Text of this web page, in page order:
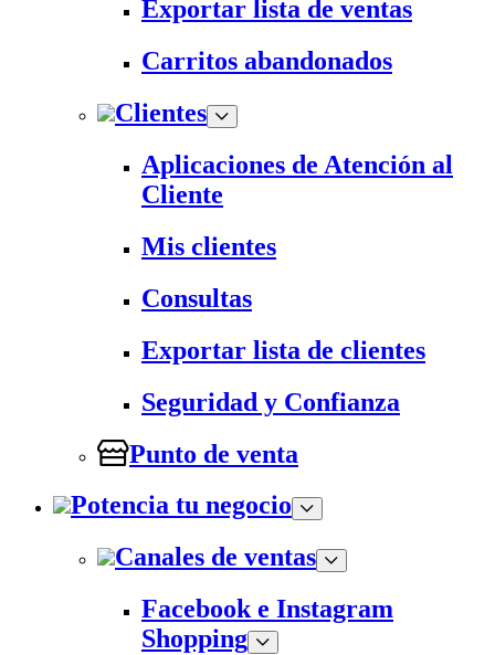
Exportar lista de ventas
Carritos abandonados
Clientes
Aplicaciones de Atención al
Cliente
Mis clientes
Consultas
Exportar lista de clientes
Seguridad y Confianza
Punto de venta
Potencia tu negocio
Canales de ventas
Facebook e Instagram
Shopping